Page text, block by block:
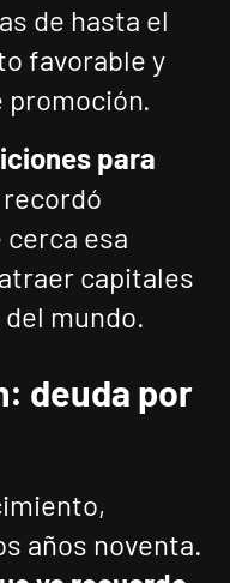
de hasta el
favorable y
promoción.
para
recordó
cerca esa
capitales
mundo.
deuda por
años noventa.